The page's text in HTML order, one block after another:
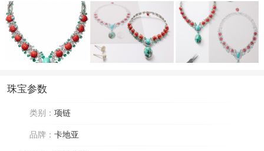
珠宝参数
类别： 项链
品牌： 卡地亚